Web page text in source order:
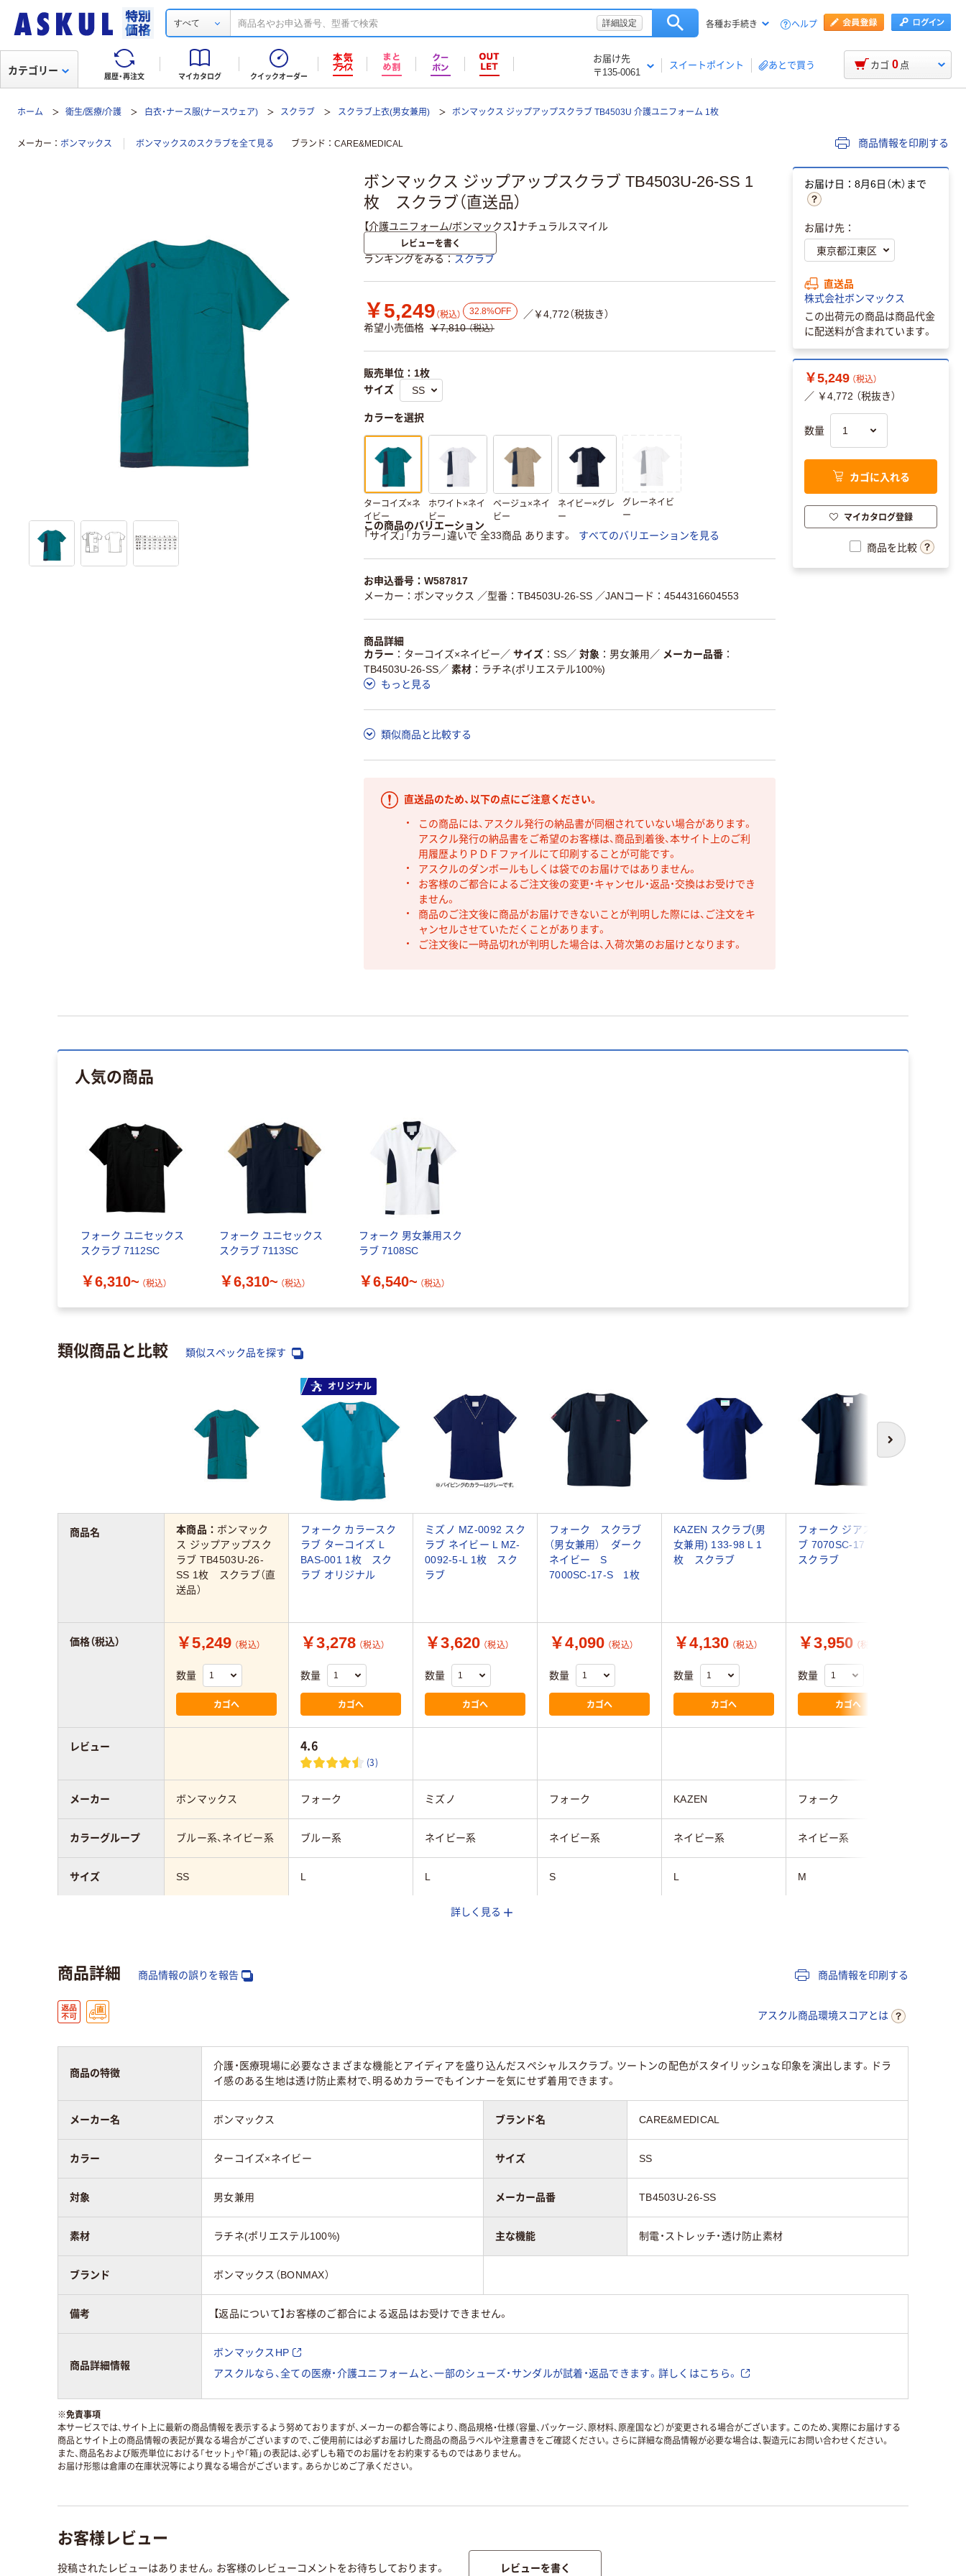
すべて 詳細設定 各種お手続き ヘルプ
履歴・再注文 マイカタログ クイックオーダー
お届け先
〒135-0061
スイートポイント あとで買う
カテゴリー カゴ 0 点
ホーム 衛生/医療/介護 白衣・ナース服(ナースウェア) スクラブ スクラブ上衣(男女兼用) ボンマックス ジップアップスクラブ TB4503U 介護ユニフォーム 1枚
メーカー ボンマックス ボンマックスのスクラブを全て見る ブランド CARE&MEDICAL 商品情報を印刷する
ボンマックス ジップアップスクラブ TB4503U-26-SS 1
枚 スクラブ（直送品）
【介護ユニフォーム/ボンマックス】ナチュラルスマイル
レビューを書く
ランキングをみる スクラブ
￥5,249 （税込） 32.8%OFF
／￥4,772（税抜き）
希望小売価格 ￥7,810 （税込）
販売単位：1枚
サイズ
カラーを選択
ターコイズ×ネ
イビー
ホワイト×ネイ
ビー
ベージュ×ネイ
ビー
ネイビー×グレ
ー
グレーネイビ
ー
この商品のバリエーション
「サイズ」「カラー」違いで 全33商品 あります。
すべてのバリエーションを見る
お申込番号：W587817
メーカー：ボンマックス ／型番：TB4503U-26-SS ／JANコード：4544316604553
商品詳細
カラー
ターコイズ×ネイビー ／ サイズ SS／ 対象 男女兼用 ／ メーカー品番
TB4503U-26-SS／ 素材
ラチネ(ポリエステル100%)
もっと見る
類似商品と比較する
直送品のため、以下の点にご注意ください。
この商品には、アスクル発行の納品書が同梱されていない場合があります。
アスクル発行の納品書をご希望のお客様は、商品到着後、本サイト上のご利
用履歴よりＰＤＦファイルにて印刷することが可能です。
アスクルのダンボールもしくは袋でのお届けではありません。
お客様のご都合によるご注文後の変更・キャンセル・返品・交換はお受けでき
ません。
商品のご注文後に商品がお届けできないことが判明した際には、ご注文をキ
ャンセルさせていただくことがあります。
ご注文後に一時品切れが判明した場合は、入荷次第のお届けとなります。
お届け日：8月6日（木）まで
お届け先：
直送品
株式会社ボンマックス
この出荷元の商品は商品代金
に配送料が含まれています。
￥5,249 （税込）
／ ￥4,772 （税抜き）
数量
カゴに入れる
マイカタログ登録
商品を比較
人気の商品
フォーク ユニセックス
スクラブ 7112SC
￥6,310~ （税込）
フォーク ユニセックス
スクラブ 7113SC
￥6,310~ （税込）
フォーク 男女兼用スク
ラブ 7108SC
￥6,540~ （税込）
類似商品と比較 類似スペック品を探す
次へ
オリジナル
本商品： ボンマック
ス ジップアップスク
ラブ TB4503U-26-
SS 1枚 スクラブ（直
送品）
フォーク カラースク
ラブ ターコイズ L
BAS-001 1枚 スク
ラブ オリジナル
ミズノ MZ-0092 スク
ラブ ネイビー L MZ-
0092-5-L 1枚 スク
ラブ
フォーク スクラブ
（男女兼用） ダーク
ネイビー S
7000SC-17-S 1枚
KAZEN スクラブ(男
女兼用) 133-98 L 1
枚 スクラブ
フォーク ジアスクラ
ブ 7070SC-17 1枚
スクラブ
￥5,249 （税込）
数量
カゴへ
￥3,278 （税込）
数量
カゴへ
￥3,620 （税込）
数量
カゴへ
￥4,090 （税込）
数量
カゴへ
￥4,130 （税込）
数量
カゴへ
￥3,950 （税込）
数量
カゴへ
4.6
(3)
ボンマックス フォーク ミズノ フォーク KAZEN フォーク
ブルー系、ネイビー系 ブルー系 ネイビー系 ネイビー系 ネイビー系 ネイビー系
SS L L S L M
男女兼用
商品名
価格（税込）
レビュー
メーカー
カラーグループ
サイズ
スコア
詳しく見る
商品詳細 商品情報の誤りを報告 商品情報を印刷する
アスクル商品環境スコアとは
商品の特徴
介護・医療現場に必要なさまざまな機能とアイディアを盛り込んだスペシャルスクラブ。ツートンの配色がスタイリッシュな印象を演出します。ドラ
イ感のある生地は透け防止素材で、明るめカラーでもインナーを気にせず着用できます。
メーカー名 ボンマックス ブランド名 CARE&MEDICAL
カラー ターコイズ×ネイビー サイズ SS
対象 男女兼用 メーカー品番 TB4503U-26-SS
素材 ラチネ(ポリエステル100%) 主な機能 制電・ストレッチ・透け防止素材
ブランド ボンマックス（BONMAX）
備考 【返品について】お客様のご都合による返品はお受けできません。
商品詳細情報
ボンマックスHP
アスクルなら、全ての医療・介護ユニフォームと、一部のシューズ・サンダルが試着・返品できます。詳しくはこちら。
※免責事項
本サービスでは、サイト上に最新の商品情報を表示するよう努めておりますが、メーカーの都合等により、商品規格・仕様（容量、パッケージ、原材料、原産国など）が変更される場合がございます。このため、実際にお届けする
商品とサイト上の商品情報の表記が異なる場合がございますので、ご使用前には必ずお届けした商品の商品ラベルや注意書きをご確認ください。さらに詳細な商品情報が必要な場合は、製造元にお問い合わせください。
また、商品名および販売単位における「セット」や「箱」の表記は、必ずしも箱でのお届けをお約束するものではありません。
お届け形態は倉庫の在庫状況等により異なる場合がございます。あらかじめご了承ください。
お客様レビュー
投稿されたレビューはありません。お客様のレビューコメントをお待ちしております。 レビューを書く